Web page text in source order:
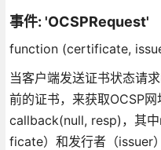
事件: 'OCSPRequest'
function (certificate,
当客户端发送证书状态请
前的证书，来获取OCSP
callback(null, resp)，其
ficate）和发行者（issuer